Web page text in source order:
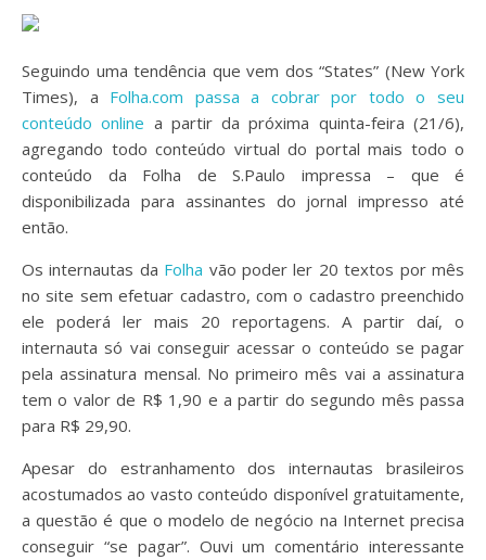
Seguindo uma tendência que vem dos “States” (New York
Times), a Folha.com passa a cobrar por todo o seu
conteúdo online a partir da próxima quinta-feira (21/6),
agregando todo conteúdo virtual do portal mais todo o
conteúdo da Folha de S.Paulo impressa – que é
disponibilizada para assinantes do jornal impresso até
então.
Os internautas da Folha vão poder ler 20 textos por mês
no site sem efetuar cadastro, com o cadastro preenchido
ele poderá ler mais 20 reportagens. A partir daí, o
internauta só vai conseguir acessar o conteúdo se pagar
pela assinatura mensal. No primeiro mês vai a assinatura
tem o valor de R$ 1,90 e a partir do segundo mês passa
para R$ 29,90.
Apesar do estranhamento dos internautas brasileiros
acostumados ao vasto conteúdo disponível gratuitamente,
a questão é que o modelo de negócio na Internet precisa
conseguir “se pagar”. Ouvi um comentário interessante